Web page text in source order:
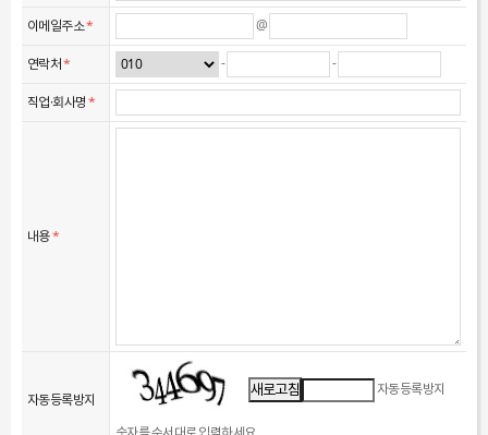
3. 개인정보의 보유 및 이용기간
원칙적으로, 개인정보 수집 및 이용목적이 달성된 후에는 해당 정보를 지체 없이
파기합니다. 단, 관계법령의 규정에 의하여 보존할 필요가 있는 경우 회사는 아래와
같이 관계법령에서 정한 일정한 기간 동안 회원정보를 보관합니다.
보존 항목 : 상담신청기록
대금결제 및 재화 등의 공급에 관한 기록 : 5년 (전자상거래등에서의 소비자보호에 관한
이메일주소* @
연락처* - -
직업·회사명*
내용*
자동등록방지 새로고침 자동등록방지